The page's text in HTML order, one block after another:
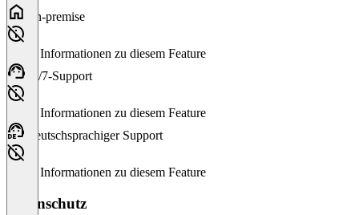
On-premise
Keine Informationen zu diesem Feature
24/7-Support
Keine Informationen zu diesem Feature
Deutschsprachiger Support
Keine Informationen zu diesem Feature
Datenschutz